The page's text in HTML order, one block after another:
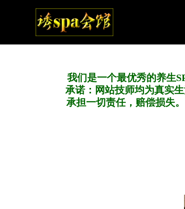
我们是一个最优秀的养生
承诺：网站技师均为真实
承担一切责任，赔偿损失